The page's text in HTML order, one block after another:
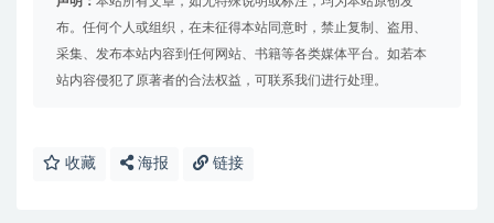
布。任何个人或组织，在未征得本站同意时，禁止复制、盗用、
采集、发布本站内容到任何网站、书籍等各类媒体平台。如若本
站内容侵犯了原著者的合法权益，可联系我们进行处理。
收藏 海报 链接